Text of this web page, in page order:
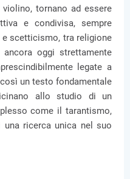
tornano ad essere
e condivisa, sempre
e scetticismo, tra religione
oggi strettamente
legate a
un testo fondamentale
allo studio di un
come il tarantismo,
ricerca unica nel suo